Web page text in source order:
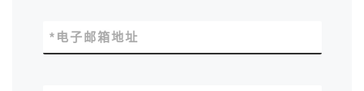
电子邮箱地址
*